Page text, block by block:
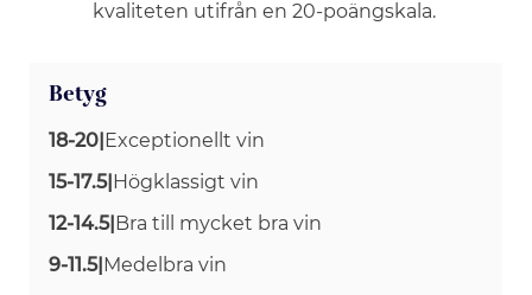
kvaliteten utifrån en 20-poängskala.
Betyg
18-20 Exceptionellt vin
15-17.5| Högklassigt vin
12-14.5| Bra till mycket bra vin
9-11.5| Medelbra vin